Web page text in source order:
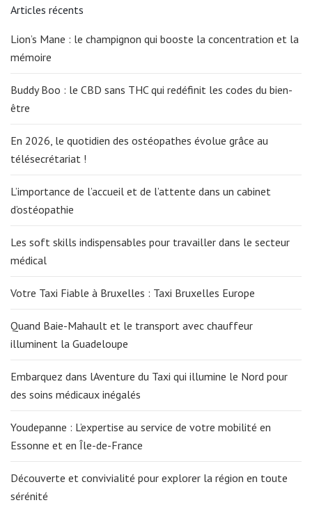
Articles récents
Lion’s Mane : le champignon qui booste la concentration et la
mémoire
Buddy Boo : le CBD sans THC qui redéfinit les codes du bien-
être
En 2026, le quotidien des ostéopathes évolue grâce au
télésecrétariat !
L’importance de l’accueil et de l’attente dans un cabinet
d’ostéopathie
Les soft skills indispensables pour travailler dans le secteur
médical
Votre Taxi Fiable à Bruxelles : Taxi Bruxelles Europe
Quand Baie-Mahault et le transport avec chauffeur
illuminent la Guadeloupe
Embarquez dans lAventure du Taxi qui illumine le Nord pour
des soins médicaux inégalés
Youdepanne : L’expertise au service de votre mobilité en
Essonne et en Île-de-France
Découverte et convivialité pour explorer la région en toute
sérénité